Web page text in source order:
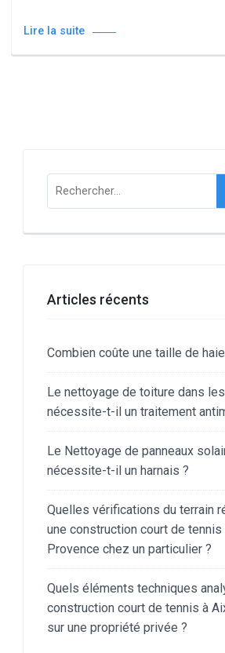
Lire la suite
Rechercher :
Articles récents
Combien coûte une taille de
Le nettoyage de toiture dans
nécessite-t-il un traitement
Le Nettoyage de panneaux
nécessite-t-il un harnais ?
Quelles vérifications du terrain
une construction court de tennis
Provence chez un particulier ?
Quels éléments techniques
construction court de tennis à
sur une propriété privée ?